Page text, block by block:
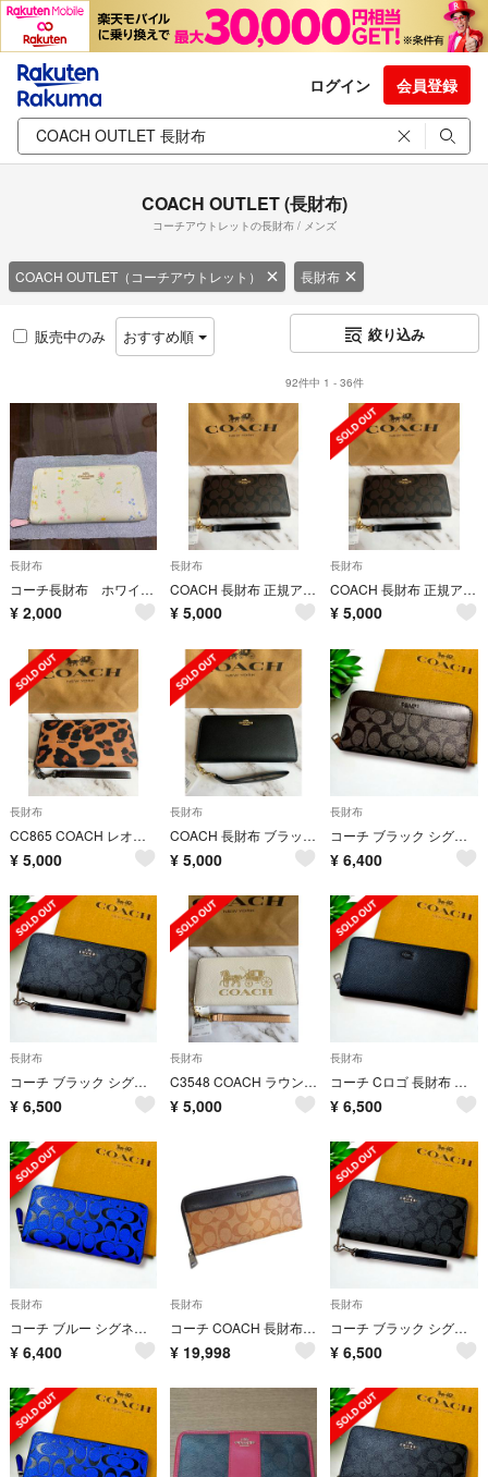
ログイン 会員登録
COACH OUTLET (長財布)
コーチアウトレットの長財布 / メンズ
COACH OUTLET（コーチアウトレット） 長財布
販売中のみ おすすめ順 絞り込み
92件中 1 - 36件
長財布
コーチ長財布 ホワイトフラワー柄
¥ 2,000
長財布
COACH 長財布 正規アウトレット品 レディース/メンズ ダークブラウン A1
¥ 5,000
長財布
COACH 長財布 正規アウトレット品 レディース/メンズ ダークブラウン
¥ 5,000
長財布
CC865 COACH レオパード柄 ラウンドジップ長財布 アウトレット
¥ 5,000
長財布
COACH 長財布 ブラック×ゴールド金具 シンプルデザイン ユニセックス
¥ 5,000
長財布
コーチ ブラック シグネチャー メンズ 長財布
¥ 6,400
長財布
コーチ ブラック シグネチャー 長財布
¥ 6,500
長財布
C3548 COACH ラウンドジップ長財布 新品未使用
¥ 5,000
長財布
コーチ Cロゴ 長財布 メンズ
¥ 6,500
長財布
コーチ ブルー シグネチャー メンズ 長財布
¥ 6,400
長財布
コーチ COACH 長財布 アコーディングジップウォレット シグネチャー F58112 QBTN2 直営アウトレット
¥ 19,998
長財布
コーチ ブラック シグネチャー 長財布
¥ 6,500